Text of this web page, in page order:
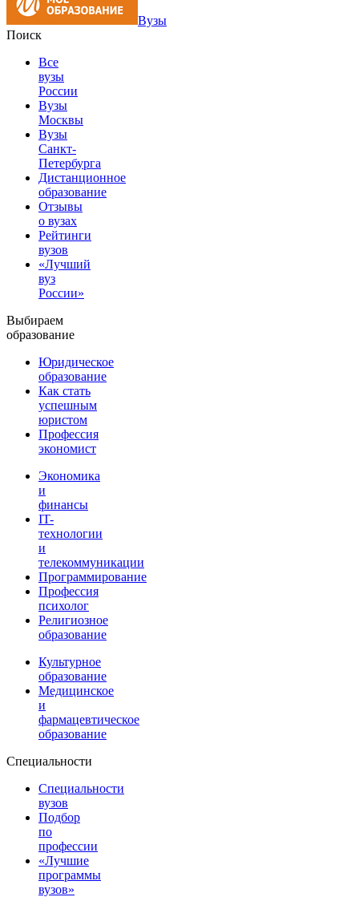
Вузы
Поиск
Все
вузы
России
Вузы
Москвы
Вузы
Санкт-
Петербурга
Дистанционное
образование
Отзывы
о вузах
Рейтинги
вузов
«Лучший
вуз
России»
Выбираем
образование
Юридическое
образование
Как стать
успешным
юристом
Профессия
экономист
Экономика
и
финансы
IT-
технологии
и
телекоммуникации
Программирование
Профессия
психолог
Религиозное
образование
Культурное
образование
Медицинское
и
фармацевтическое
образование
Специальности
Специальности
вузов
Подбор
по
профессии
«Лучшие
программы
вузов»